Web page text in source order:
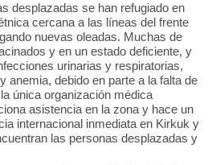
desplazadas se han refugiado en
cercana a las líneas del frente
nuevas oleadas. Muchas de
y en un estado deficiente, y
urinarias y respiratorias,
anemia, debido en parte a la falta de
única organización médica
asistencia en la zona y hace un
internacional inmediata en Kirkuk y
las personas desplazadas y